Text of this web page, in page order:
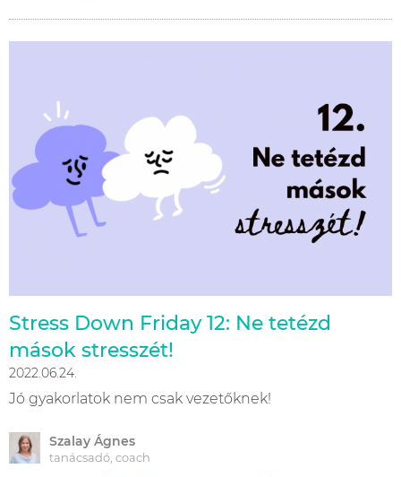
Stress Down Friday 12: Ne tetézd
mások stresszét!
2022.06.24.
Jó gyakorlatok nem csak vezetőknek!
Szalay Ágnes
tanácsadó, coach